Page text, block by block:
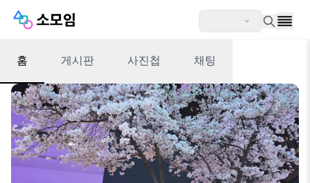
홈 게시판 사진첩 채팅